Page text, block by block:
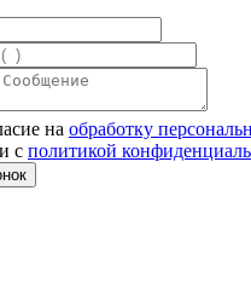
на обработку
с политикой